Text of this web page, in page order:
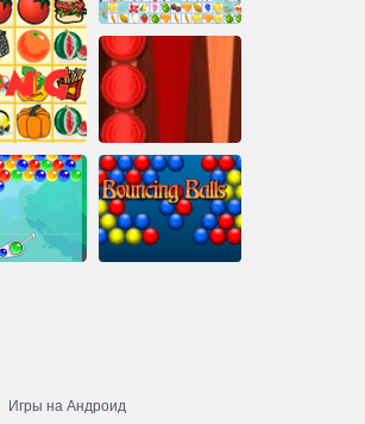
Маджонг
Классические
нарды
Игры на Андроид